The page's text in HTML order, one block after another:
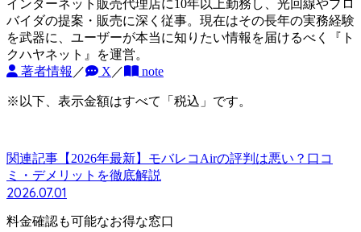
インターネット販売代理店に10年以上勤務し、光回線やプロ
バイダの提案・販売に深く従事。現在はその長年の実務経験
を武器に、ユーザーが本当に知りたい情報を届けるべく『ト
クハヤネット』を運営。
著者情報 ／ X ／ note
※以下、表示金額はすべて「税込」です。
関連記事 【2026年最新】モバレコAirの評判は悪い？口コ
ミ・デメリットを徹底解説
2026.07.01
料金確認も可能なお得な窓口